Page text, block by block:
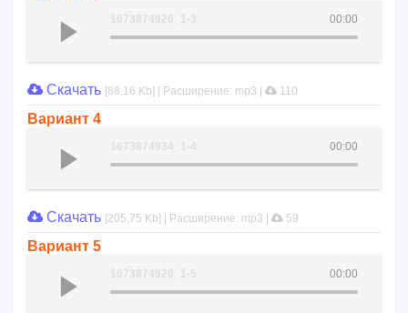
00:00
1673874926_1-3
Скачать [88,16 Kb] | Расширение: mp3 | 110
Вариант 4
00:00
1673874934_1-4
Скачать [205,75 Kb] | Расширение: mp3 | 59
Вариант 5
00:00
1673874920_1-5